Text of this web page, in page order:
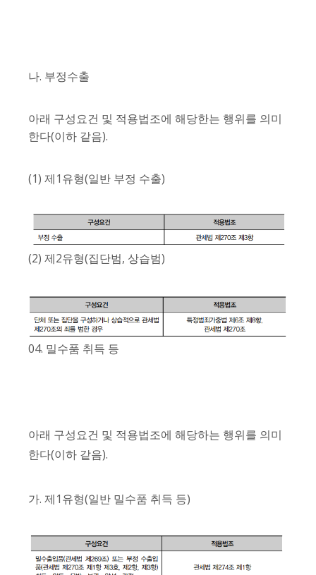
나. 부정수출
아래 구성요건 및 적용법조에 해당한는 행위를 의미
한다(이하 같음).
(1) 제1유형(일반 부정 수출)
(2) 제2유형(집단범, 상습범)
04. 밀수품 취득 등
아래 구성요건 및 적용법조에 해당하는 행위를 의미
한다(이하 같음).
가. 제1유형(일반 밀수품 취득 등)